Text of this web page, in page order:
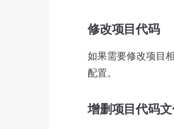
修改项目代码
如果需要修改项目
配置。
增删项目代码